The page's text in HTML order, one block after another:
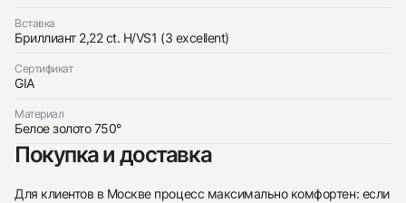
Вставка
Бриллиант 2,22 ct. H/VS1 (3 excellent)
Сертификат
GIA
Материал
Белое золото 750°
Покупка и доставка
Для клиентов в Москве процесс максимально комфортен: если
Оставьте ваши контактные данные и мы свяжемся
с вами
Кольцо Joy Six 2,22 ct. H/VS1
$29,400
Трейд-ин часов
Кольцо Joy Six 2,22 ct. H/VS1
$29,400